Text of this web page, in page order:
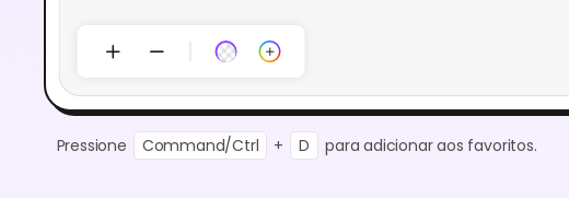
Pressione Command/Ctrl + D para adicionar aos favoritos.